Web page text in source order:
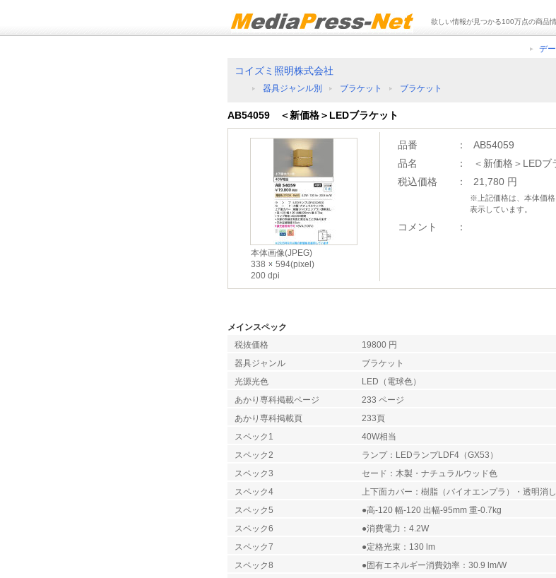
欲しい情報が見つかる100万点の商品
デ
コイズミ照明株式会社
器具ジャンル別 ブラケット ブラケット
AB54059 ＜新価格＞LEDブラケット
本体画像(JPEG)
338
594(pixel)
200 dpi
品番 ：
AB54059
品名
：
＜新価格＞LEDブ
税込価格
： 21,780 円
※上記価格は、本体価
表示しています。
コメント ：
メインスペック
税抜価格
19800 円
器具ジャンル
ブラケット
光源光色
LED（電球色）
あかり専科掲載ページ
233 ページ
あかり専科掲載頁
233頁
スペック1
40W相当
スペック2
ランプ：LEDランプLDF4（GX53）
スペック3
セード：木製・ナチュラルウッド色
スペック4
上下面カバー：樹脂（バイオエンプラ）・透明消し
スペック5
●高-120 幅-120 出幅-95mm 重-0.7kg
スペック6
●消費電力：4.2W
スペック7
●定格光束：130 lm
スペック8
●固有エネルギー消費効率：30.9 lm/W